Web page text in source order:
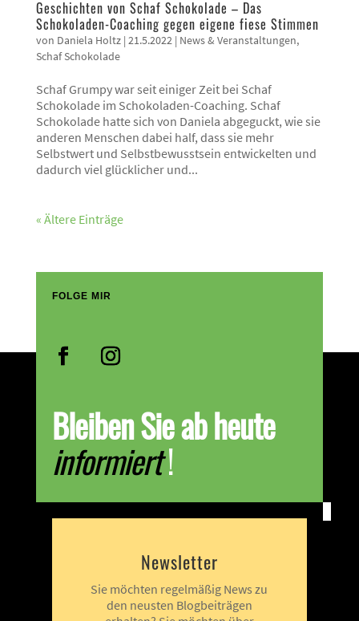
Geschichten von Schaf Schokolade – Das
Schokoladen-Coaching gegen eigene fiese Stimmen
von Daniela Holtz| 21.5.2022 | News & Veranstaltungen,
Schaf Schokolade
Schaf Grumpy war seit einiger Zeit bei Schaf
Schokolade im Schokoladen-Coaching. Schaf
Schokolade hatte sich von Daniela abgeguckt, wie sie
anderen Menschen dabei half, dass sie mehr
Selbstwert und Selbstbewusstsein entwickelten und
dadurch viel glücklicher und...
« Ältere Einträge
FOLGE MIR
Bleiben Sie ab heute
informiert!
Newsletter
Sie möchten regelmäßig News zu
den neusten Blogbeiträgen